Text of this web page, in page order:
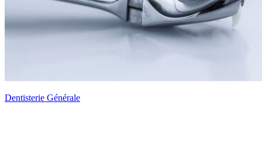
Dentisterie Générale